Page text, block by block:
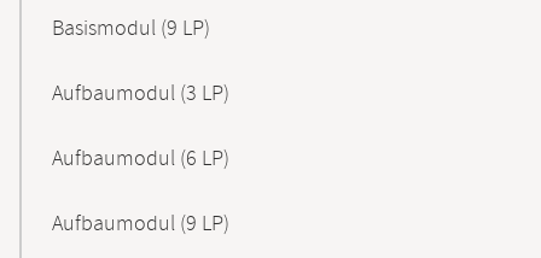
Basismodul (9 LP)
Aufbaumodul (3 LP)
Aufbaumodul (6 LP)
Aufbaumodul (9 LP)